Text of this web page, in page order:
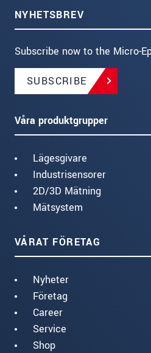
NYHETSBREV
Subscribe now to the Micro-
SUBSCRIBE
Våra produktgrupper
Lägesgivare
Industrisensorer
2D/3D Mätning
Mätsystem
VÅRAT FÖRETAG
Nyheter
Företag
Career
Service
Shop